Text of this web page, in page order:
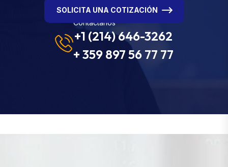
SOLICITA UNA COTIZACIÓN
Contáctanos
+1 (214) 646-3262
+ 359 897 56 77 77